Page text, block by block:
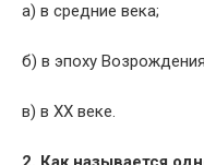
а) в средние века;
б) в эпоху
в) в XX веке.